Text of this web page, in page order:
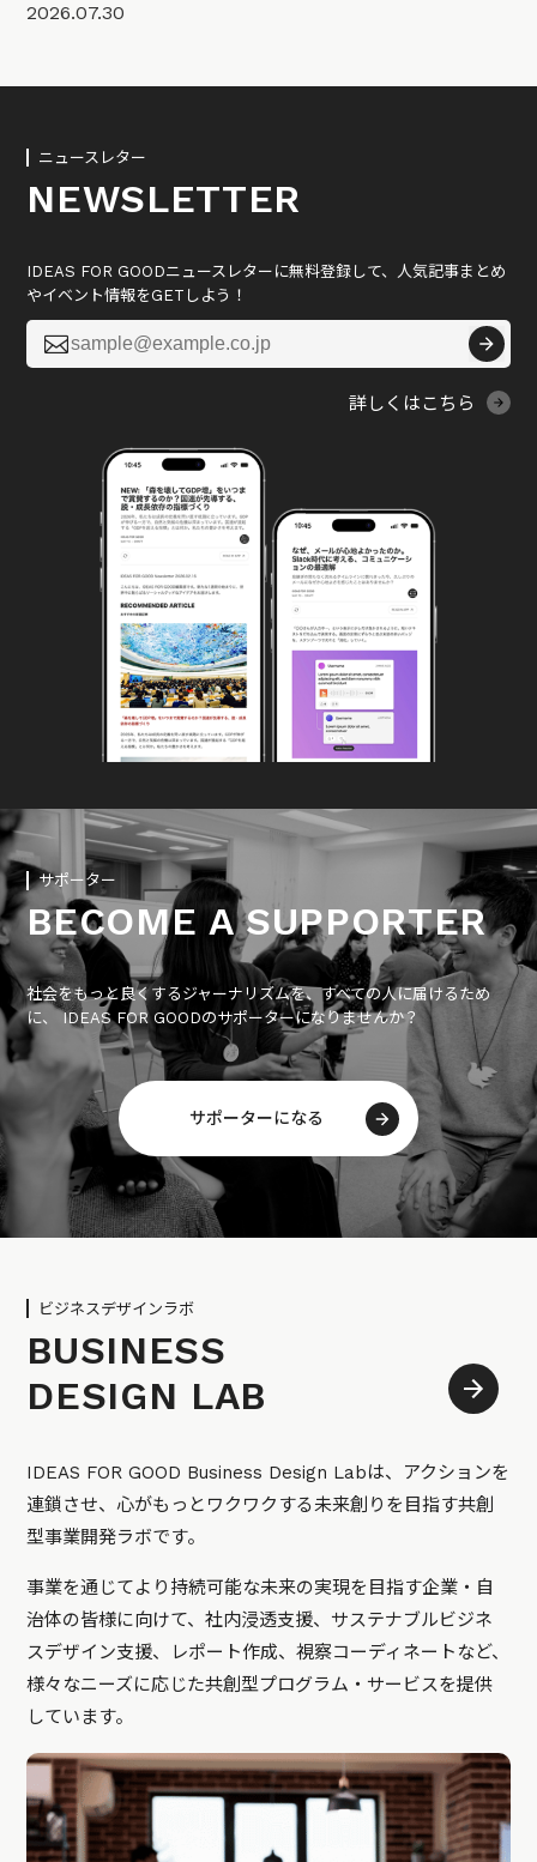
2026.07.30
ニュースレター
NEWSLETTER
IDEAS FOR GOODニュースレターに無料登録して、人気記事まとめ
やイベント情報をGETしよう！

詳しくはこちら
サポーター
BECOME A SUPPORTER
社会をもっと良くするジャーナリズムを、すべての人に届けるため
に、 IDEAS FOR GOODのサポーターになりませんか？
サポーターになる
ビジネスデザインラボ
BUSINESS
DESIGN LAB
IDEAS FOR GOOD Business Design Labは、アクションを
連鎖させ、心がもっとワクワクする未来創りを目指す共創
型事業開発ラボです。
事業を通じてより持続可能な未来の実現を目指す企業・自
治体の皆様に向けて、社内浸透支援、サステナブルビジネ
スデザイン支援、レポート作成、視察コーディネートなど、
様々なニーズに応じた共創型プログラム・サービスを提供
しています。